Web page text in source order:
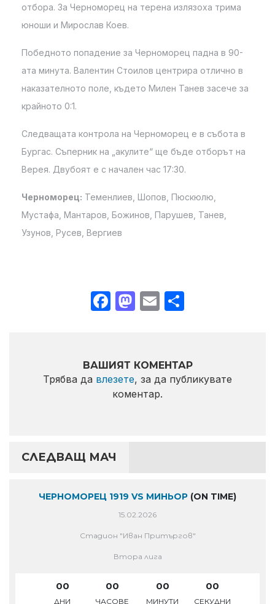
отбора. За Черноморец на терена излязоха трима
юноши и Мирослав Коев.
Победното попадение за Черноморец падна в 90-
ата минута. Валентин Стоилов центрира отлично в
наказателното поле, където Милен Танев засече за
крайното 0:1.
Следващата контрола на Черноморец е в събота в
Бургас. Съперник на „акулите“ ще бъде отборът на
Верея. Двубоят е с начален час 17:30.
Черноморец: Теменлиев, Шопов, Пюскюлю,
Мустафа, Мантаров, Божинов, Парушев, Танев,
Узунов, Русев, Вергиев
Facebook
Mastodon
Email
ВАШИЯТ КОМЕНТАР
Трябва да влезете, за да публикувате
коментар.
СЛЕДВАЩ МАЧ
ЧЕРНОМОРЕЦ 1919 VS МИНЬОР (ON TIME)
15.02.2026
Стадион "Иван Притъргов"
Втора лига
00
ДНИ
00
ЧАСОВЕ
00
МИНУТИ
00
СЕКУДНИ